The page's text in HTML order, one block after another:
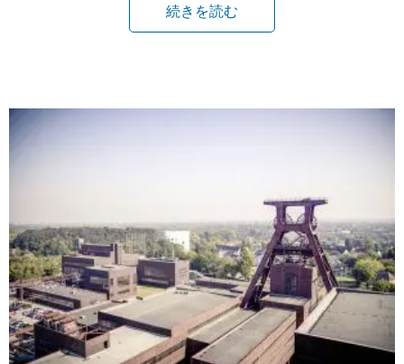
続きを読む